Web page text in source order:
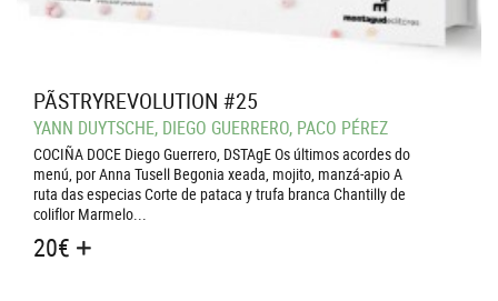
PÃSTRYREVOLUTION #25
YANN DUYTSCHE, DIEGO GUERRERO, PACO PÉREZ
COCIÑA DOCE Diego Guerrero, DSTAgE Os últimos acordes do
menú, por Anna Tusell Begonia xeada, mojito, manzá-apio A
ruta das especias Corte de pataca y trufa branca Chantilly de
coliflor Marmelo...
20€